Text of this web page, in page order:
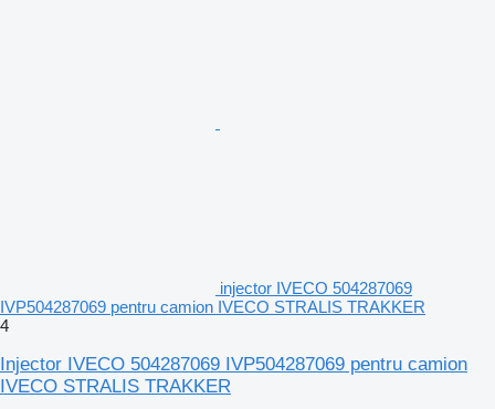
injector IVECO 504287069
IVP504287069 pentru camion IVECO STRALIS TRAKKER
4
Injector IVECO 504287069 IVP504287069 pentru camion
IVECO STRALIS TRAKKER